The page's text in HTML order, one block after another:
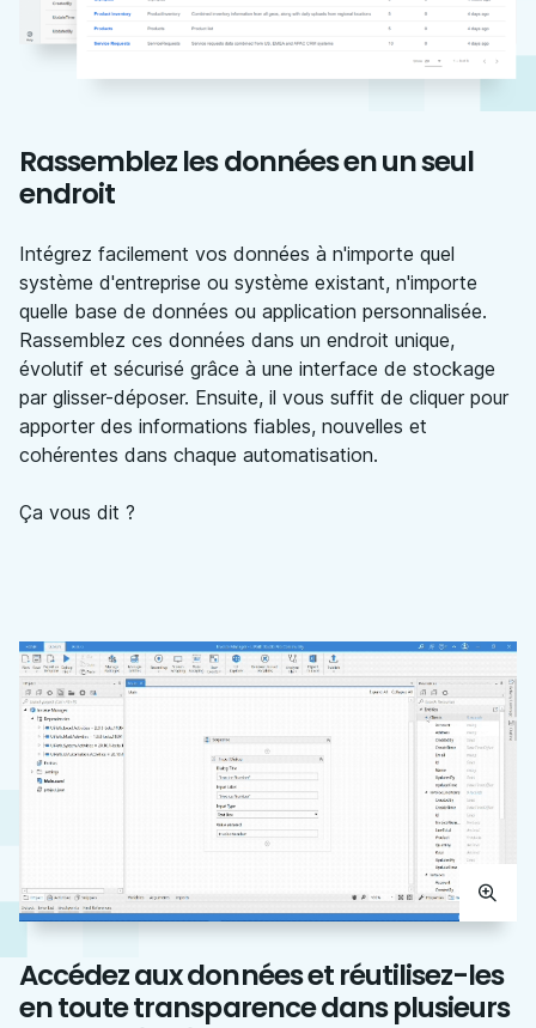
Rassemblez les données en un seul
endroit
Intégrez facilement vos données à n'importe quel
système d'entreprise ou système existant, n'importe
quelle base de données ou application personnalisée.
Rassemblez ces données dans un endroit unique,
évolutif et sécurisé grâce à une interface de stockage
par glisser-déposer. Ensuite, il vous suffit de cliquer pour
apporter des informations fiables, nouvelles et
cohérentes dans chaque automatisation.
Ça vous dit ?
Accédez aux données et réutilisez-les
en toute transparence dans plusieurs